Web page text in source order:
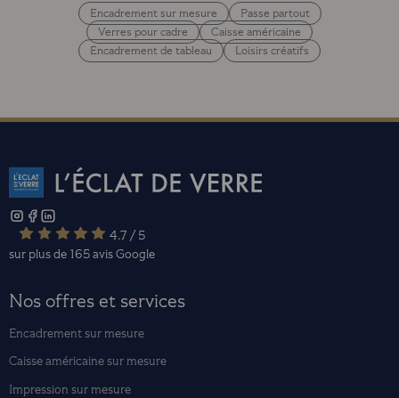
Encadrement sur mesure
Passe partout
Verres pour cadre
Caisse américaine
Encadrement de tableau
Loisirs créatifs
4.7 / 5
sur plus de 165 avisGoogle
Nos offres et services
Encadrement sur mesure
Caisse américaine sur mesure
Impression sur mesure